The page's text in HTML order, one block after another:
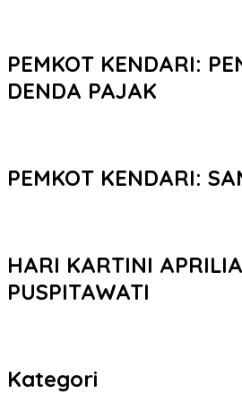
PEMKOT KENDARI:
DENDA PAJAK
PEMKOT KENDARI:
HARI KARTINI
PUSPITAWATI
Kategori